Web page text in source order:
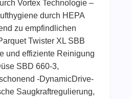
Vortex Technologie –
durch HEPA
zu empfindlichen
Twister XL SBB
und effiziente Reinigung
SBD 660-3,
-DynamicDrive-
Saugkraftregulierung,